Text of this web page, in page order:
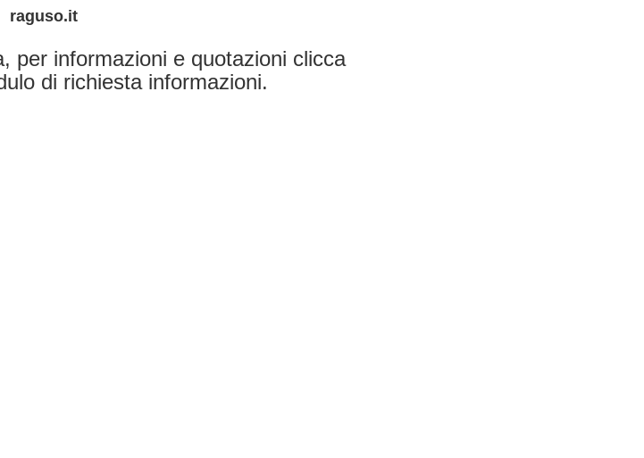
raguso.it
per informazioni e quotazioni clicca
di richiesta informazioni.